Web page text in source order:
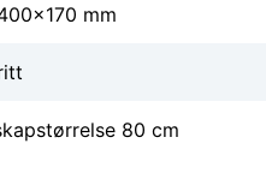
mm
80 cm